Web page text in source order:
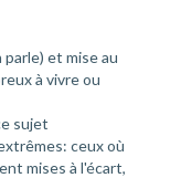
et mise au
à vivre ou
sujet
ceux où
mises à l'écart,